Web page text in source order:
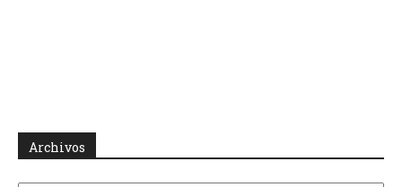
Archivos
Archivos